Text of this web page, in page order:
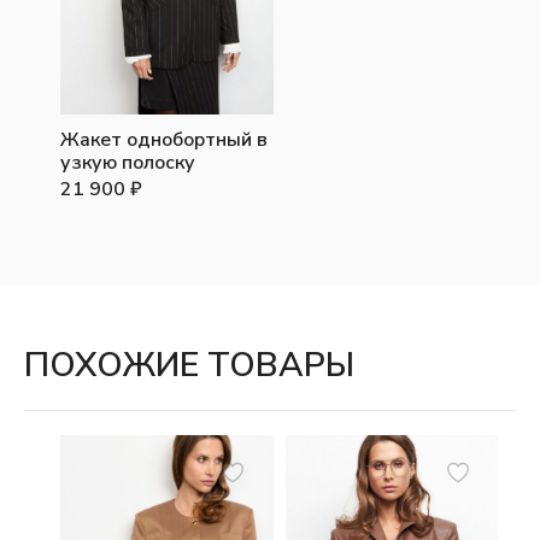
Жакет однобортный в
узкую полоску
21 900 ₽
ПОХОЖИЕ ТОВАРЫ